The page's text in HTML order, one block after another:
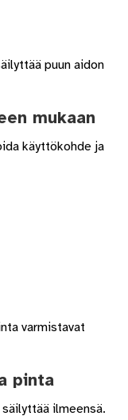
puun aidon
mukaan
käyttökohde ja
varmistavat
pinta
ilmeensä.